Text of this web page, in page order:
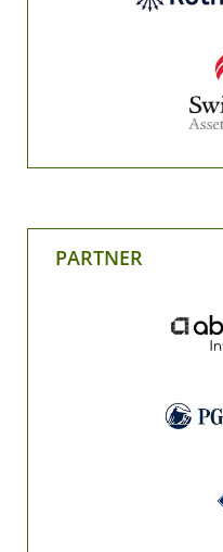
PARTNER